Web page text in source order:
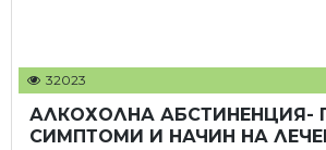
32023
АЛКОХОЛНА АБСТИНЕНЦИЯ-
СИМПТОМИ И НАЧИН НА